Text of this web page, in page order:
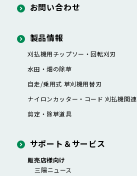
お問い合わせ
製品情報
刈払機用チップソー・回転刈刃
水田・畑の除草
自走/乗用式 草刈機用替刃
ナイロンカッター・ コード 刈払機関連
剪定・除草道具
サポート＆サービス
販売店様向け
三陽ニュース